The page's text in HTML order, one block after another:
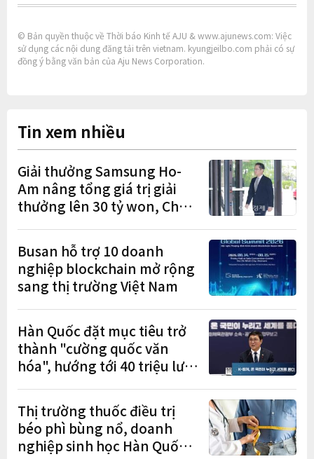
© Bản quyền thuộc về Thời báo Kinh tế AJU & www.ajunews.com: Việc
sử dụng các nội dung đăng tải trên vietnam. kyungjeilbo.com phải có sự
đồng ý bằng văn bản của Aju News Corporation.
Tin xem nhiều
Giải thưởng Samsung Ho-
Am nâng tổng giá trị giải
thưởng lên 30 tỷ won, Chủ
lễ trao giải năm thứ 5 liên
tiếp
Busan hỗ trợ 10 doanh
nghiệp blockchain mở rộng
sang thị trường Việt Nam
Hàn Quốc đặt mục tiêu trở
thành "cường quốc văn
hóa", hướng tới 40 triệu lượt
Thị trường thuốc điều trị
béo phì bùng nổ, doanh
nghiệp sinh học Hàn Quốc